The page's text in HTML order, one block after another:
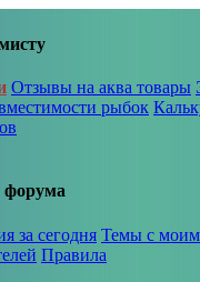
Отзывы на аква товары
рыбок
за сегодня Темы с моим
Правила